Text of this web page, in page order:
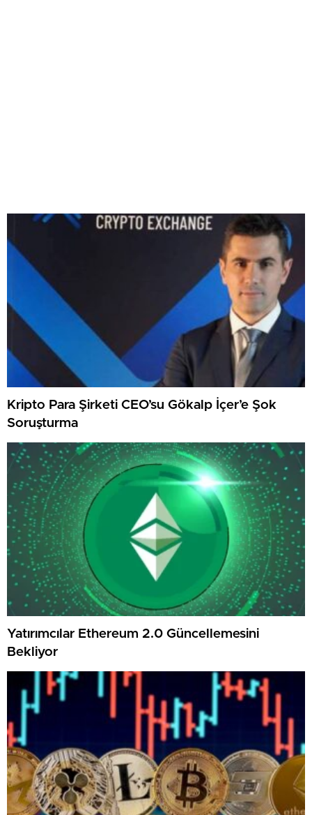
Kripto Para Şirketi CEO’su Gökalp İçer’e Şok
Soruşturma
Yatırımcılar Ethereum 2.0 Güncellemesini
Bekliyor